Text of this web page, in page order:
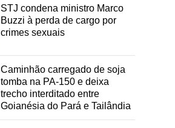
STJ condena ministro Marco
Buzzi à perda de cargo por
crimes sexuais
Caminhão carregado de soja
tomba na PA-150 e deixa
trecho interditado entre
Goianésia do Pará e Tailândia